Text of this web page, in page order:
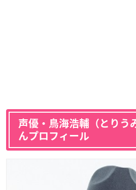
声優・鳥海浩輔（とりう
んプロフィール